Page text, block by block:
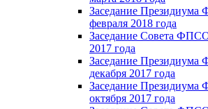
Заседание
февраля 2018 года
Заседание Совета
2017 года
Заседание
декабря 2017 года
Заседание
октября 2017 года